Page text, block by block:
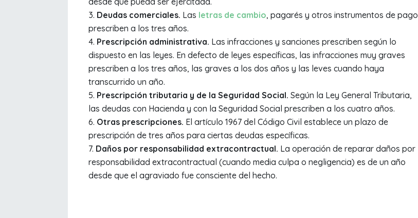
Deudas comerciales. Las letras de cambio, pagarés y otros instrumentos de pago
prescriben a los tres años.
Prescripción administrativa. Las infracciones y sanciones prescriben según lo
dispuesto en las leyes. En defecto de leyes específicas, las infracciones muy graves
prescriben a los tres años, las graves a los dos años y las leves cuando haya
transcurrido un año.
Prescripción tributaria y de la Seguridad Social. Según la Ley General Tributaria,
las deudas con Hacienda y con la Seguridad Social prescriben a los cuatro años.
Otras prescripciones. El artículo 1967 del Código Civil establece un plazo de
prescripción de tres años para ciertas deudas específicas.
Daños por responsabilidad extracontractual. La operación de reparar daños por
responsabilidad extracontractual (cuando media culpa o negligencia) es de un año
desde que el agraviado fue consciente del hecho.